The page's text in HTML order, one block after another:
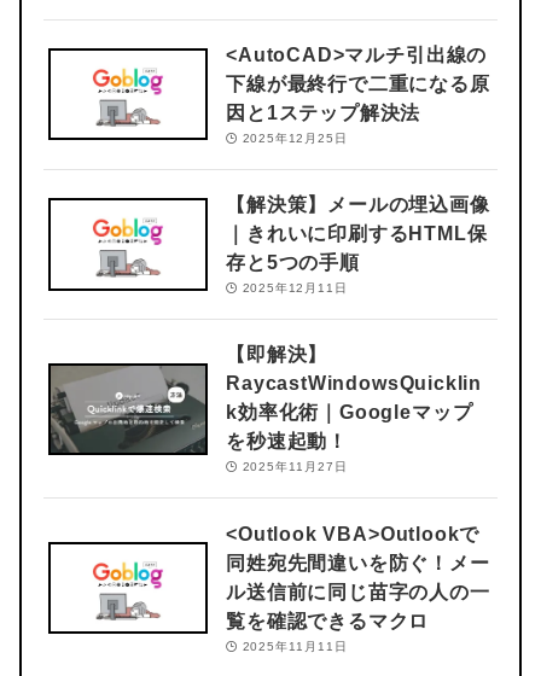
<AutoCAD>マルチ引出線の
下線が最終行で二重になる原
因と1ステップ解決法
2025年12月25日
【解決策】メールの埋込画像
｜きれいに印刷するHTML保
存と5つの手順
2025年12月11日
【即解決】
RaycastWindowsQuicklin
k効率化術｜Googleマップ
を秒速起動！
2025年11月27日
<Outlook VBA>Outlookで
同姓宛先間違いを防ぐ！メー
ル送信前に同じ苗字の人の一
覧を確認できるマクロ
2025年11月11日